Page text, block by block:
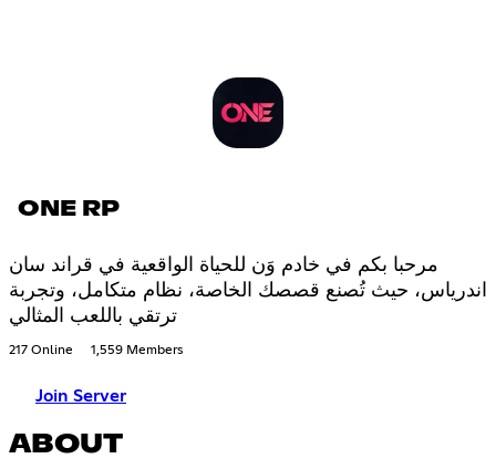
ONE RP
مرحبا بكم في خادم وَن للحياة الواقعية في قراند سان
اندرياس، حيث تُصنع قصصك الخاصة، نظام متكامل، وتجربة
ترتقي باللعب المثالي
217 Online 1,559 Members
Join Server
ABOUT